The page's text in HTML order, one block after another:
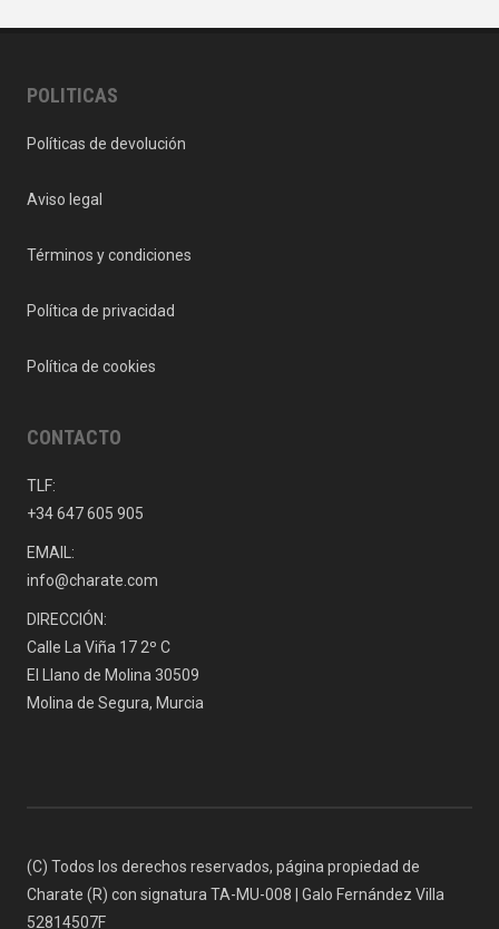
POLITICAS
Políticas de devolución
Aviso legal
Términos y condiciones
Política de privacidad
Política de cookies
CONTACTO
TLF:
+34 647 605 905
EMAIL:
info@charate.com
DIRECCIÓN:
Calle La Viña 17 2º C
El Llano de Molina 30509
Molina de Segura, Murcia
(C) Todos los derechos reservados, página propiedad de
Charate (R) con signatura TA-MU-008 | Galo Fernández Villa
52814507F